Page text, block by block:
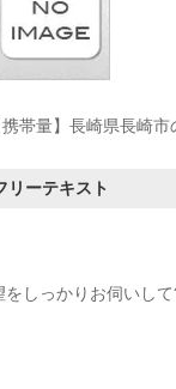
帯量】長崎県長崎市
リーテキスト
しっかりお伺いし